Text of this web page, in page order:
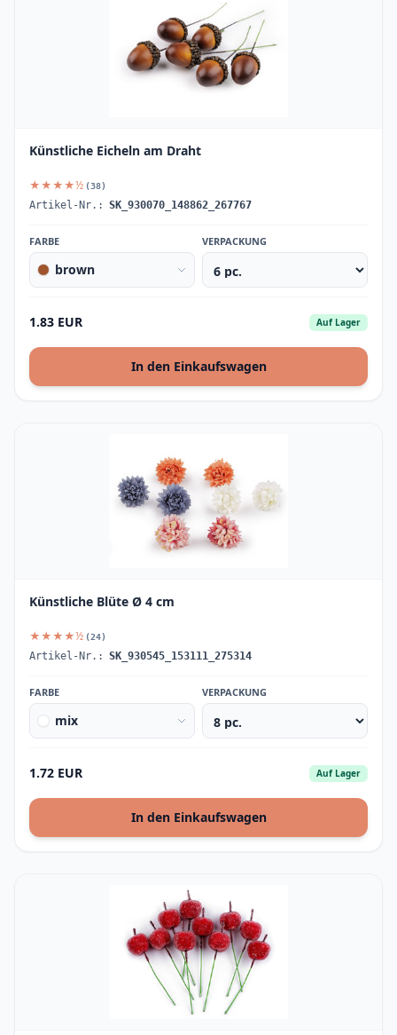
Künstliche Eicheln am Draht
★★★★½ (38)
Artikel-Nr.: SK_930070_148862_267767
FARBE
brown
VERPACKUNG
1.83 EUR Auf Lager
In den Einkaufswagen
Künstliche Blüte Ø 4 cm
★★★★½ (24)
Artikel-Nr.: SK_930545_153111_275314
FARBE
mix
VERPACKUNG
1.72 EUR Auf Lager
In den Einkaufswagen